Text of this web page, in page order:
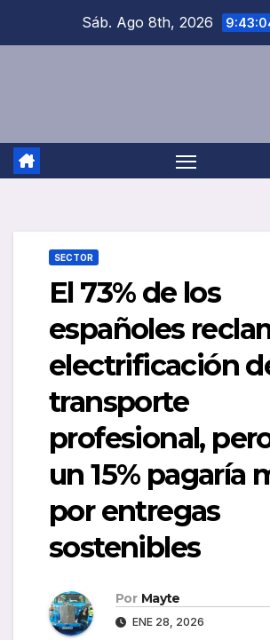
Sáb. Ago 8th, 2026
SECTOR
El 73% de los
españoles
electrificación
transporte
profesional,
un 15% pagaría
por entregas
sostenibles
Por Mayte
ENE 28, 2026